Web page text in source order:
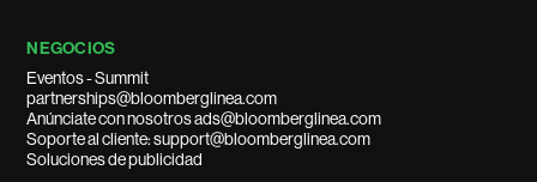
NEGOCIOS
Eventos - Summit
partnerships@bloomberglinea.com
Anúnciate con nosotros ads@bloomberglinea.com
Soporte al cliente: support@bloomberglinea.com
Soluciones de publicidad